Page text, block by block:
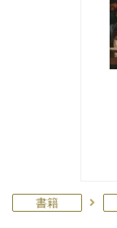
書籍